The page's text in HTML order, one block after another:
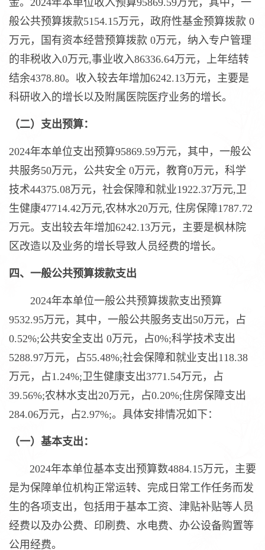
金。2024年本单位收入预算95869.59万元，其中，一
般公共预算拨款5154.15万元，政府性基金预算拨款 0
万元，国有资本经营预算拨款 0万元，纳入专户管理
的非税收入0万元,事业收入86336.64万元，上年结转
结余4378.80。收入较去年增加6242.13万元，主要是
科研收入的增长以及附属医院医疗业务的增长。
（二）支出预算：
2024年本单位支出预算95869.59万元，其中，一般公
共服务50万元，公共安全 0万元，教育0万元，科学
技术44375.08万元，社会保障和就业1922.37万元,卫
生健康47714.42万元,农林水20万元, 住房保障1787.72
万元。支出较去年增加6242.13万元，主要是枫林院
区改造以及业务的增长导致人员经费的增长。
四、一般公共预算拨款支出
2024年本单位一般公共预算拨款支出预算
9532.95万元，其中，一般公共服务支出50万元，占
0.52%;公共安全支出 0万元，占0%;科学技术支出
5288.97万元，占55.48%;社会保障和就业支出118.38
万元，占1.24%;卫生健康支出3771.54万元，占
39.56%;农林水支出20万元，占0.20%;住房保障支出
284.06万元，占2.97%;。具体安排情况如下：
（一）基本支出：
2024年本单位基本支出预算数4884.15万元，主要
是为保障单位机构正常运转、完成日常工作任务而发
生的各项支出，包括用于基本工资、津贴补贴等人员
经费以及办公费、印刷费、水电费、办公设备购置等
公用经费。